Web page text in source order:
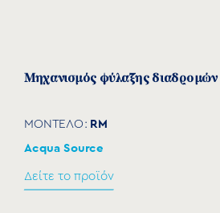
Μηχανισμός φύλαξης διαδρομών
ΜΟΝΤΕΛΟ: RM
Acqua Source
Δείτε το προϊόν